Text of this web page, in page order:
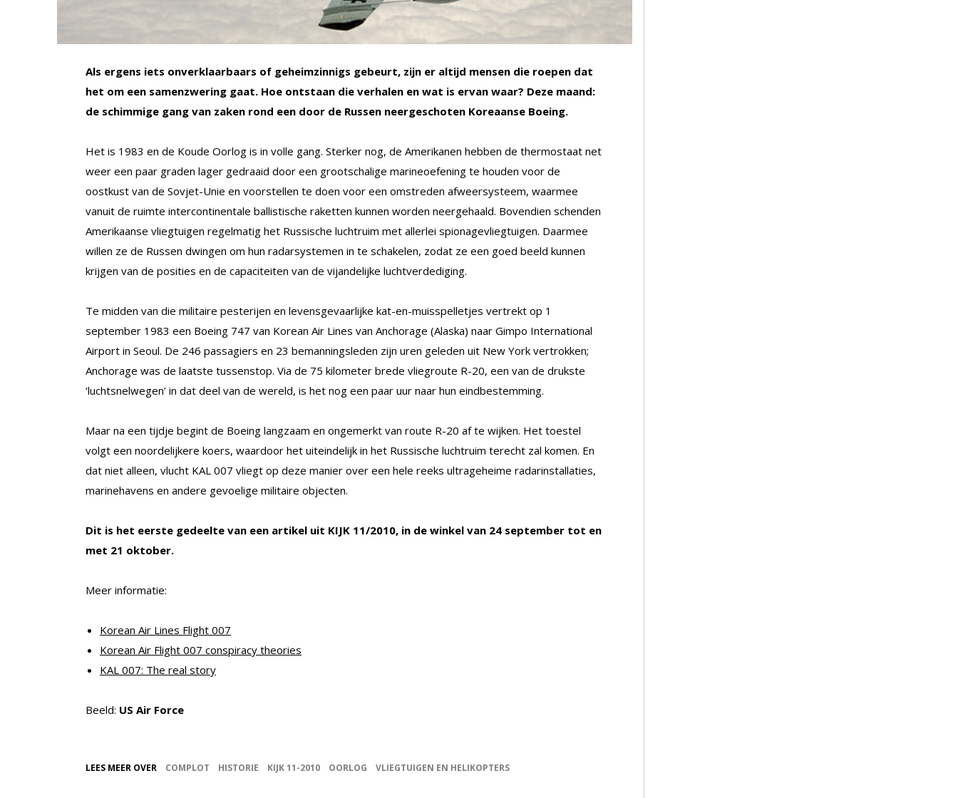
Als ergens iets onverklaarbaars of geheimzinnigs gebeurt, zijn er altijd mensen die roepen dat
het om een samenzwering gaat. Hoe ontstaan die verhalen en wat is ervan waar? Deze maand:
de schimmige gang van zaken rond een door de Russen neergeschoten Koreaanse Boeing.
Het is 1983 en de Koude Oorlog is in volle gang. Sterker nog, de Amerikanen hebben de thermostaat net
weer een paar graden lager gedraaid door een grootschalige marineoefening te houden voor de
oostkust van de Sovjet-Unie en voorstellen te doen voor een omstreden afweersysteem, waarmee
vanuit de ruimte intercontinentale ballistische raketten kunnen worden neergehaald. Bovendien schenden
Amerikaanse vliegtuigen regelmatig het Russische luchtruim met allerlei spionagevliegtuigen. Daarmee
willen ze de Russen dwingen om hun radarsystemen in te schakelen, zodat ze een goed beeld kunnen
krijgen van de posities en de capaciteiten van de vijandelijke luchtverdediging.
Te midden van die militaire pesterijen en levensgevaarlijke kat-en-muisspelletjes vertrekt op 1
september 1983 een Boeing 747 van Korean Air Lines van Anchorage (Alaska) naar Gimpo International
Airport in Seoul. De 246 passagiers en 23 bemanningsleden zijn uren geleden uit New York vertrokken;
Anchorage was de laatste tussenstop. Via de 75 kilometer brede vliegroute R-20, een van de drukste
‘luchtsnelwegen’ in dat deel van de wereld, is het nog een paar uur naar hun eindbestemming.
Maar na een tijdje begint de Boeing langzaam en ongemerkt van route R-20 af te wijken. Het toestel
volgt een noordelijkere koers, waardoor het uiteindelijk in het Russische luchtruim terecht zal komen. En
dat niet alleen, vlucht KAL 007 vliegt op deze manier over een hele reeks ultrageheime radarinstallaties,
marinehavens en andere gevoelige militaire objecten.
Dit is het eerste gedeelte van een artikel uit KIJK 11/2010, in de winkel van 24 september tot en
met 21 oktober.
Meer informatie:
Korean Air Lines Flight 007
Korean Air Flight 007 conspiracy theories
KAL 007: The real story
Beeld: US Air Force
LEES MEER OVER COMPLOT HISTORIE KIJK 11-2010 OORLOG VLIEGTUIGEN EN HELIKOPTERS